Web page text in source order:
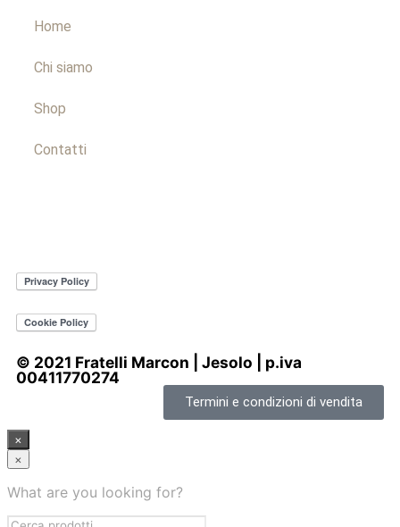
Home
Chi siamo
Shop
Contatti
© 2021 Fratelli Marcon | Jesolo | p.iva
00411770274
Termini e condizioni di vendita
×
×
What are you looking for?